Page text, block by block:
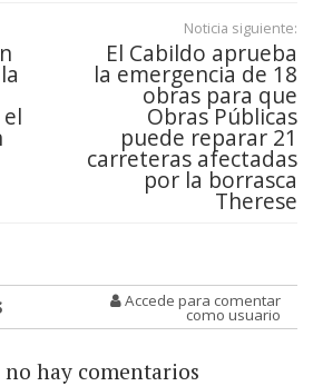
Noticia siguiente:
El Cabildo aprueba
la emergencia de 18
obras para que
Obras Públicas
puede reparar 21
carreteras afectadas
por la borrasca
Therese
Accede para comentar
como usuario
no hay comentarios